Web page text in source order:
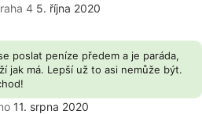
4 5. října 2020
poslat peníze předem a je paráda,
jak má. Lepší už to asi nemůže být.
11. srpna 2020